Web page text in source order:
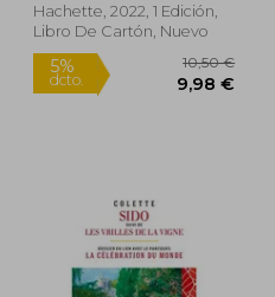
Hachette, 2022, 1 Edición,
Libro De Cartón, Nuevo